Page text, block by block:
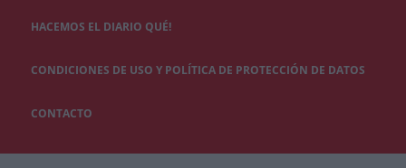
HACEMOS EL DIARIO QUÉ!
CONDICIONES DE USO Y POLÍTICA DE PROTECCIÓN DE DATOS
CONTACTO